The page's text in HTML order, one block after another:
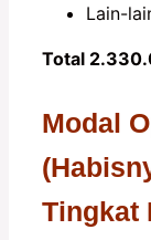
Lain-
Total
Modal
Tingkat